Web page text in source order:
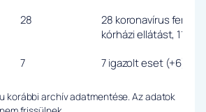
28
28 koronavírus
kórházi ellátást, 110-
7 7 igazolt eset (+6),
korábbi archív adatmentése. Az adatok